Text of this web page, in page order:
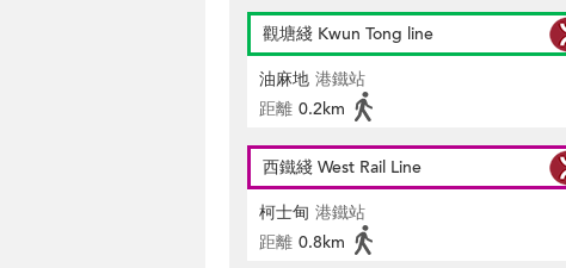
觀塘綫 Kwun Tong line
油麻地 港鐵站
距離 0.2km
西鐵綫 West Rail Line
柯士甸 港鐵站
距離 0.8km